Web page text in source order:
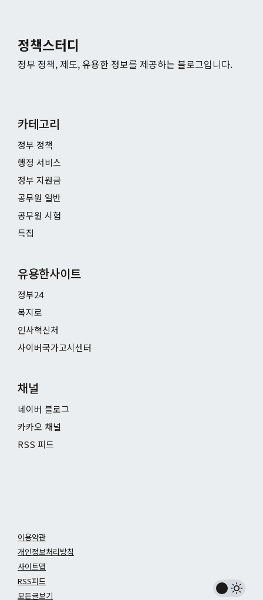
정책스터디
정부 정책, 제도, 유용한 정보를 제공하는 블로그입니다.
카테고리
정부 정책
행정 서비스
정부 지원금
공무원 일반
공무원 시험
특집
유용한사이트
정부24
복지로
인사혁신처
사이버국가고시센터
채널
네이버 블로그
카카오 채널
RSS 피드
이용약관
개인정보처리방침
사이트맵
RSS피드
모든글보기